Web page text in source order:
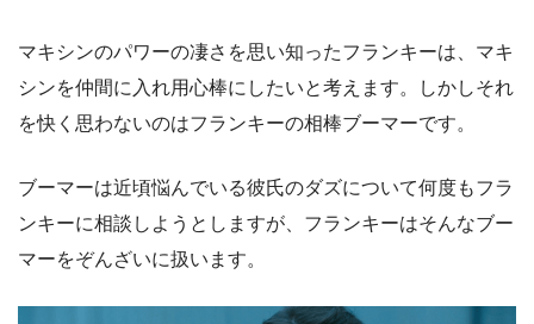
マキシンのパワーの凄さを思い知ったフランキーは、マキ
シンを仲間に入れ用心棒にしたいと考えます。しかしそれ
を快く思わないのはフランキーの相棒ブーマーです。
ブーマーは近頃悩んでいる彼氏のダズについて何度もフラ
ンキーに相談しようとしますが、フランキーはそんなブー
マーをぞんざいに扱います。